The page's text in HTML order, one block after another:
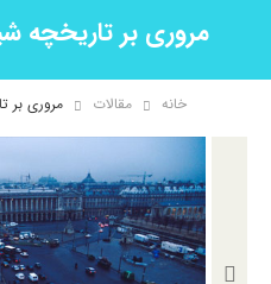
مروری بر تاریخچه
خانه مقالات مروری بر